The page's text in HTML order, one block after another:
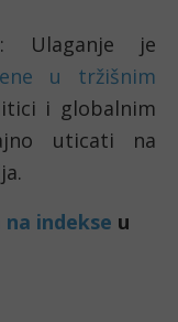
: Ulaganje je
u tržišnim
i globalnim
uticati na
indekse u